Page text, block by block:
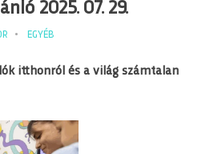
2025. 07. 29.
EGYÉB
itthonról és a világ számtalan